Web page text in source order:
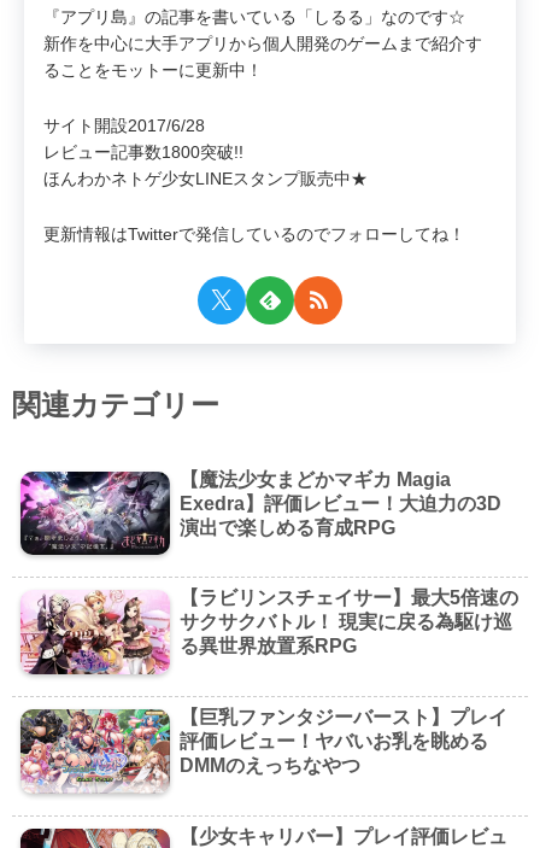
『アプリ島』の記事を書いている「しるる」なのです☆
新作を中心に大手アプリから個人開発のゲームまで紹介す
ることをモットーに更新中！
サイト開設2017/6/28
レビュー記事数1800突破!!
ほんわかネトゲ少女LINEスタンプ販売中★
更新情報はTwitterで発信しているのでフォローしてね！
関連カテゴリー
【魔法少女まどかマギカ Magia
Exedra】評価レビュー！大迫力の3D
演出で楽しめる育成RPG
【ラビリンスチェイサー】最大5倍速の
サクサクバトル！ 現実に戻る為駆け巡
る異世界放置系RPG
【巨乳ファンタジーバースト】プレイ
評価レビュー！ヤバいお乳を眺める
DMMのえっちなやつ
【少女キャリバー】プレイ評価レビュ